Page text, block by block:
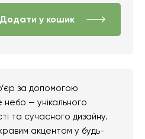
Додати у кошик
за допомогою
— унікального
та сучасного дизайну.
акцентом у будь-